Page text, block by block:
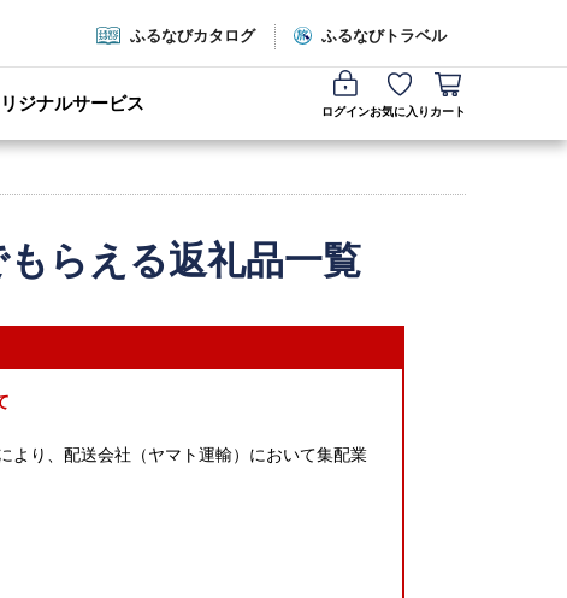
ふるなびカタログ ふるなびトラベル
ジナルサービス ログインお気に入り カート
らえる返礼品一覧
り、配送会社（ヤマト運輸）において集配業